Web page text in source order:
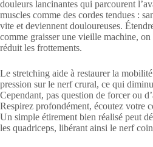
douleurs lancinantes qui parcourent
muscles comme des cordes tendues :
vite et deviennent douloureuses.
comme graisser une vieille machine,
réduit les frottements.
Le stretching aide à restaurer la
pression sur le nerf crural, ce qui
Cependant, pas question de forcer ou
Respirez profondément, écoutez votre
Un simple étirement bien réalisé peut
les quadriceps, libérant ainsi le nerf